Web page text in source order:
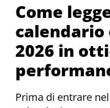
Come
calendario
2026 in
Prima di entrare